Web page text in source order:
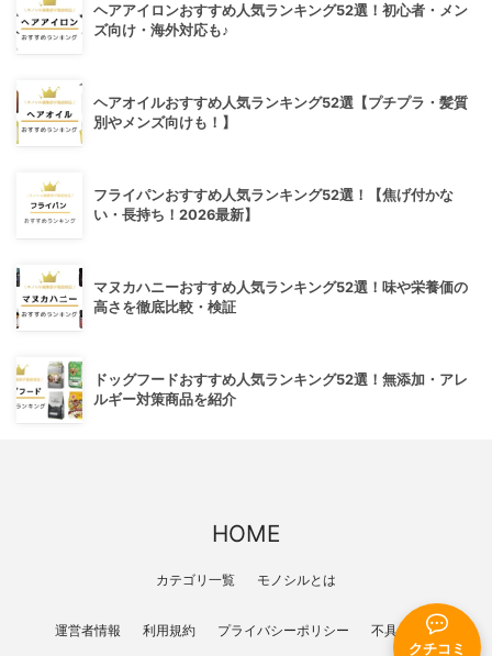
クチコミ
ヘアアイロンおすすめ人気ランキング52選！初心者・メン
ズ向け・海外対応も♪
ヘアオイルおすすめ人気ランキング52選【プチプラ・髪質
別やメンズ向けも！】
フライパンおすすめ人気ランキング52選！【焦げ付かな
い・長持ち！2026最新】
マヌカハニーおすすめ人気ランキング52選！味や栄養価の
高さを徹底比較・検証
ドッグフードおすすめ人気ランキング52選！無添加・アレ
ルギー対策商品を紹介
HOME
カテゴリ一覧 モノシルとは
運営者情報 利用規約 プライバシーポリシー 不具合報告